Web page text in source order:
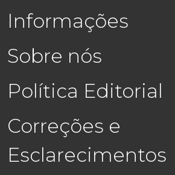
Informações
Sobre nós
Política Editorial
Correções e
Esclarecimentos